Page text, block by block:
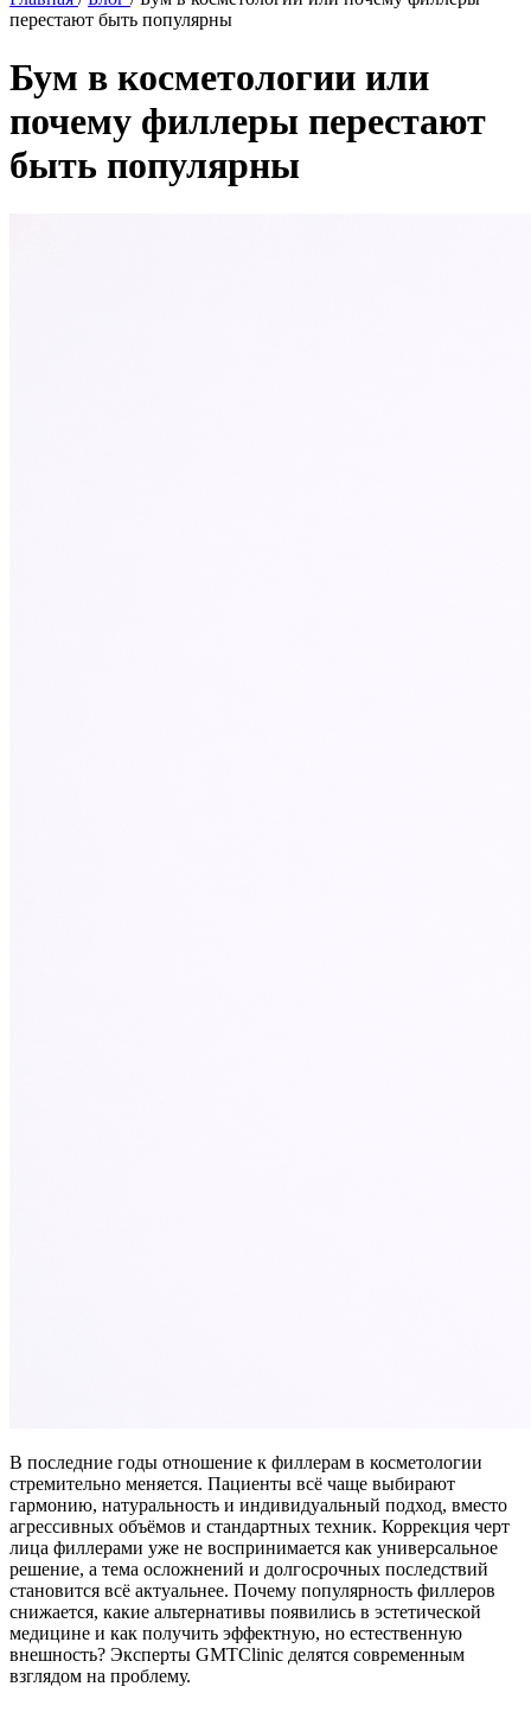
перестают быть популярны
Бум в косметологии или
почему филлеры перестают
быть популярны
В последние годы отношение к филлерам в косметологии
стремительно меняется. Пациенты всё чаще выбирают
гармонию, натуральность и индивидуальный подход, вместо
агрессивных объёмов и стандартных техник. Коррекция черт
лица филлерами уже не воспринимается как универсальное
решение, а тема осложнений и долгосрочных последствий
становится всё актуальнее. Почему популярность филлеров
снижается, какие альтернативы появились в эстетической
медицине и как получить эффектную, но естественную
внешность? Эксперты GMTClinic делятся современным
взглядом на проблему.